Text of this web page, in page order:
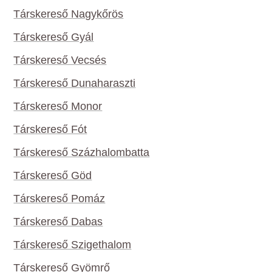
Társkereső Nagykőrös
Társkereső Gyál
Társkereső Vecsés
Társkereső Dunaharaszti
Társkereső Monor
Társkereső Fót
Társkereső Százhalombatta
Társkereső Göd
Társkereső Pomáz
Társkereső Dabas
Társkereső Szigethalom
Társkereső Gyömrő